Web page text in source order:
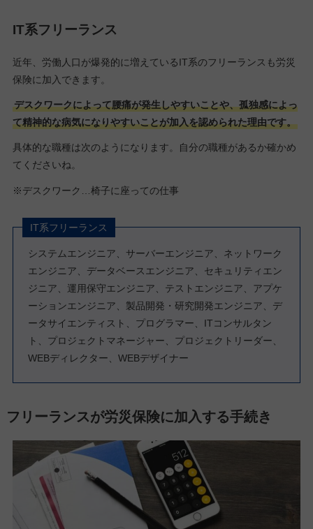
IT系フリーランス
近年、労働人口が爆発的に増えているIT系のフリーランスも労災
保険に加入できます。
デスクワークによって腰痛が発生しやすいことや、孤独感によっ
て精神的な病気になりやすいことが加入を認められた理由です。
具体的な職種は次のようになります。自分の職種があるか確かめ
てくださいね。
※デスクワーク…椅子に座っての仕事
IT系フリーランス
システムエンジニア、サーバーエンジニア、ネットワーク
エンジニア、データベースエンジニア、セキュリティエン
ジニア、運用保守エンジニア、テストエンジニア、アプケ
ーションエンジニア、製品開発・研究開発エンジニア、デ
ータサイエンティスト、プログラマー、ITコンサルタン
ト、プロジェクトマネージャー、プロジェクトリーダー、
WEBディレクター、WEBデザイナー
フリーランスが労災保険に加入する手続き